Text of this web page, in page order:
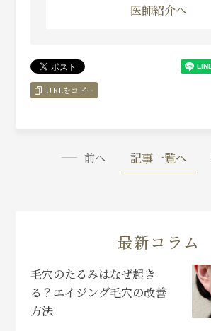
医師紹介へ
URLをコピー
前へ 記事一覧へ
最新コラム
毛穴のたるみはなぜ起き
る？エイジング毛穴の改善
方法